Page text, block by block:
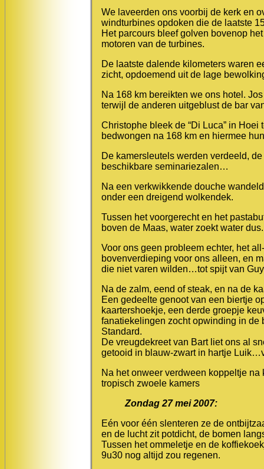
We laveerden ons voorbij de kerk en
windturbines opdoken die de laatste
Het parcours bleef golven bovenop
motoren van de turbines.
De laatste dalende kilometers waren
zicht, opdoemend uit de lage
Na 168 km bereikten we ons hotel.
terwijl de anderen uitgeblust de bar
Christophe bleek de “Di Luca” in
bedwongen na 168 km en hiermee
De kamersleutels werden verdeeld,
beschikbare seminariezalen…
Na een verkwikkende douche
onder een dreigend wolkendek.
Tussen het voorgerecht en het
boven de Maas, water zoekt water dus.
Voor ons geen probleem echter, het
bovenverdieping voor ons alleen, en
die niet varen wilden…tot spijt van
Na de zalm, eend of steak, en na de
Een gedeelte genoot van een biertje
kaartershoekje, een derde groepje
fanatiekelingen zocht opwinding in
Standard.
De vreugdekreet van Bart liet ons al
getooid in blauw-zwart in hartje
Na het onweer verdween koppeltje
tropisch zwoele kamers
Zondag 27 mei 2007:
Eén voor één slenteren ze de
en de lucht zit potdicht, de bomen
Tussen het ommeletje en de
9u30 nog altijd zou regenen.